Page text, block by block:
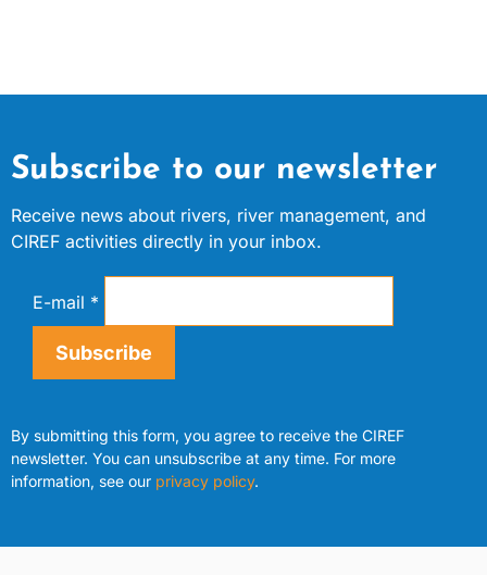
Subscribe to our newsletter
Receive news about rivers, river management, and
CIREF activities directly in your inbox.
E-mail *
Subscribe
By submitting this form, you agree to receive the CIREF
newsletter. You can unsubscribe at any time. For more
information, see our privacy policy.